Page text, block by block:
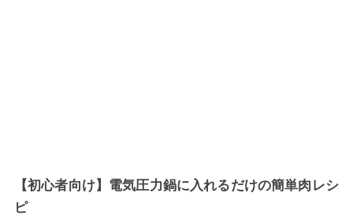
【初心者向け】電気圧力鍋に入れるだけの簡単肉レシ
ピ